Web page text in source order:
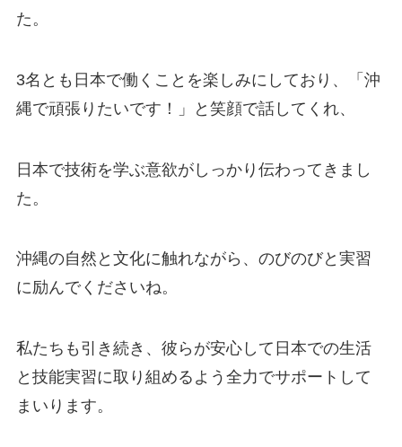
た。
3名とも日本で働くことを楽しみにしており、「沖
縄で頑張りたいです！」と笑顔で話してくれ、
日本で技術を学ぶ意欲がしっかり伝わってきまし
た。
沖縄の自然と文化に触れながら、のびのびと実習
に励んでくださいね。
私たちも引き続き、彼らが安心して日本での生活
と技能実習に取り組めるよう全力でサポートして
まいります。